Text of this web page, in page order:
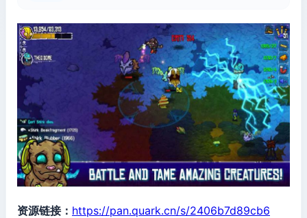
资源链接： https://pan.quark.cn/s/2406b7d89cb6